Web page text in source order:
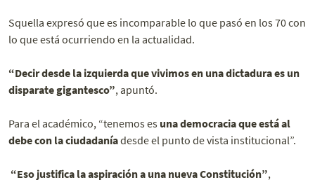
Squella expresó que es incomparable lo que pasó en los 70 con
lo que está ocurriendo en la actualidad.
“Decir desde la izquierda que vivimos en una dictadura es un
disparate gigantesco”, apuntó.
Para el académico, “tenemos es una democracia que está al
debe con la ciudadaníadesde el punto de vista institucional”.
“Eso justifica la aspiración a una nueva Constitución”,